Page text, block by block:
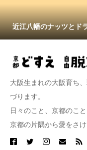
近江八幡のナッツとド
大阪生まれの大阪育ち
づります。
日々のこと、京都のこ
京都の片隅から愛をさけ